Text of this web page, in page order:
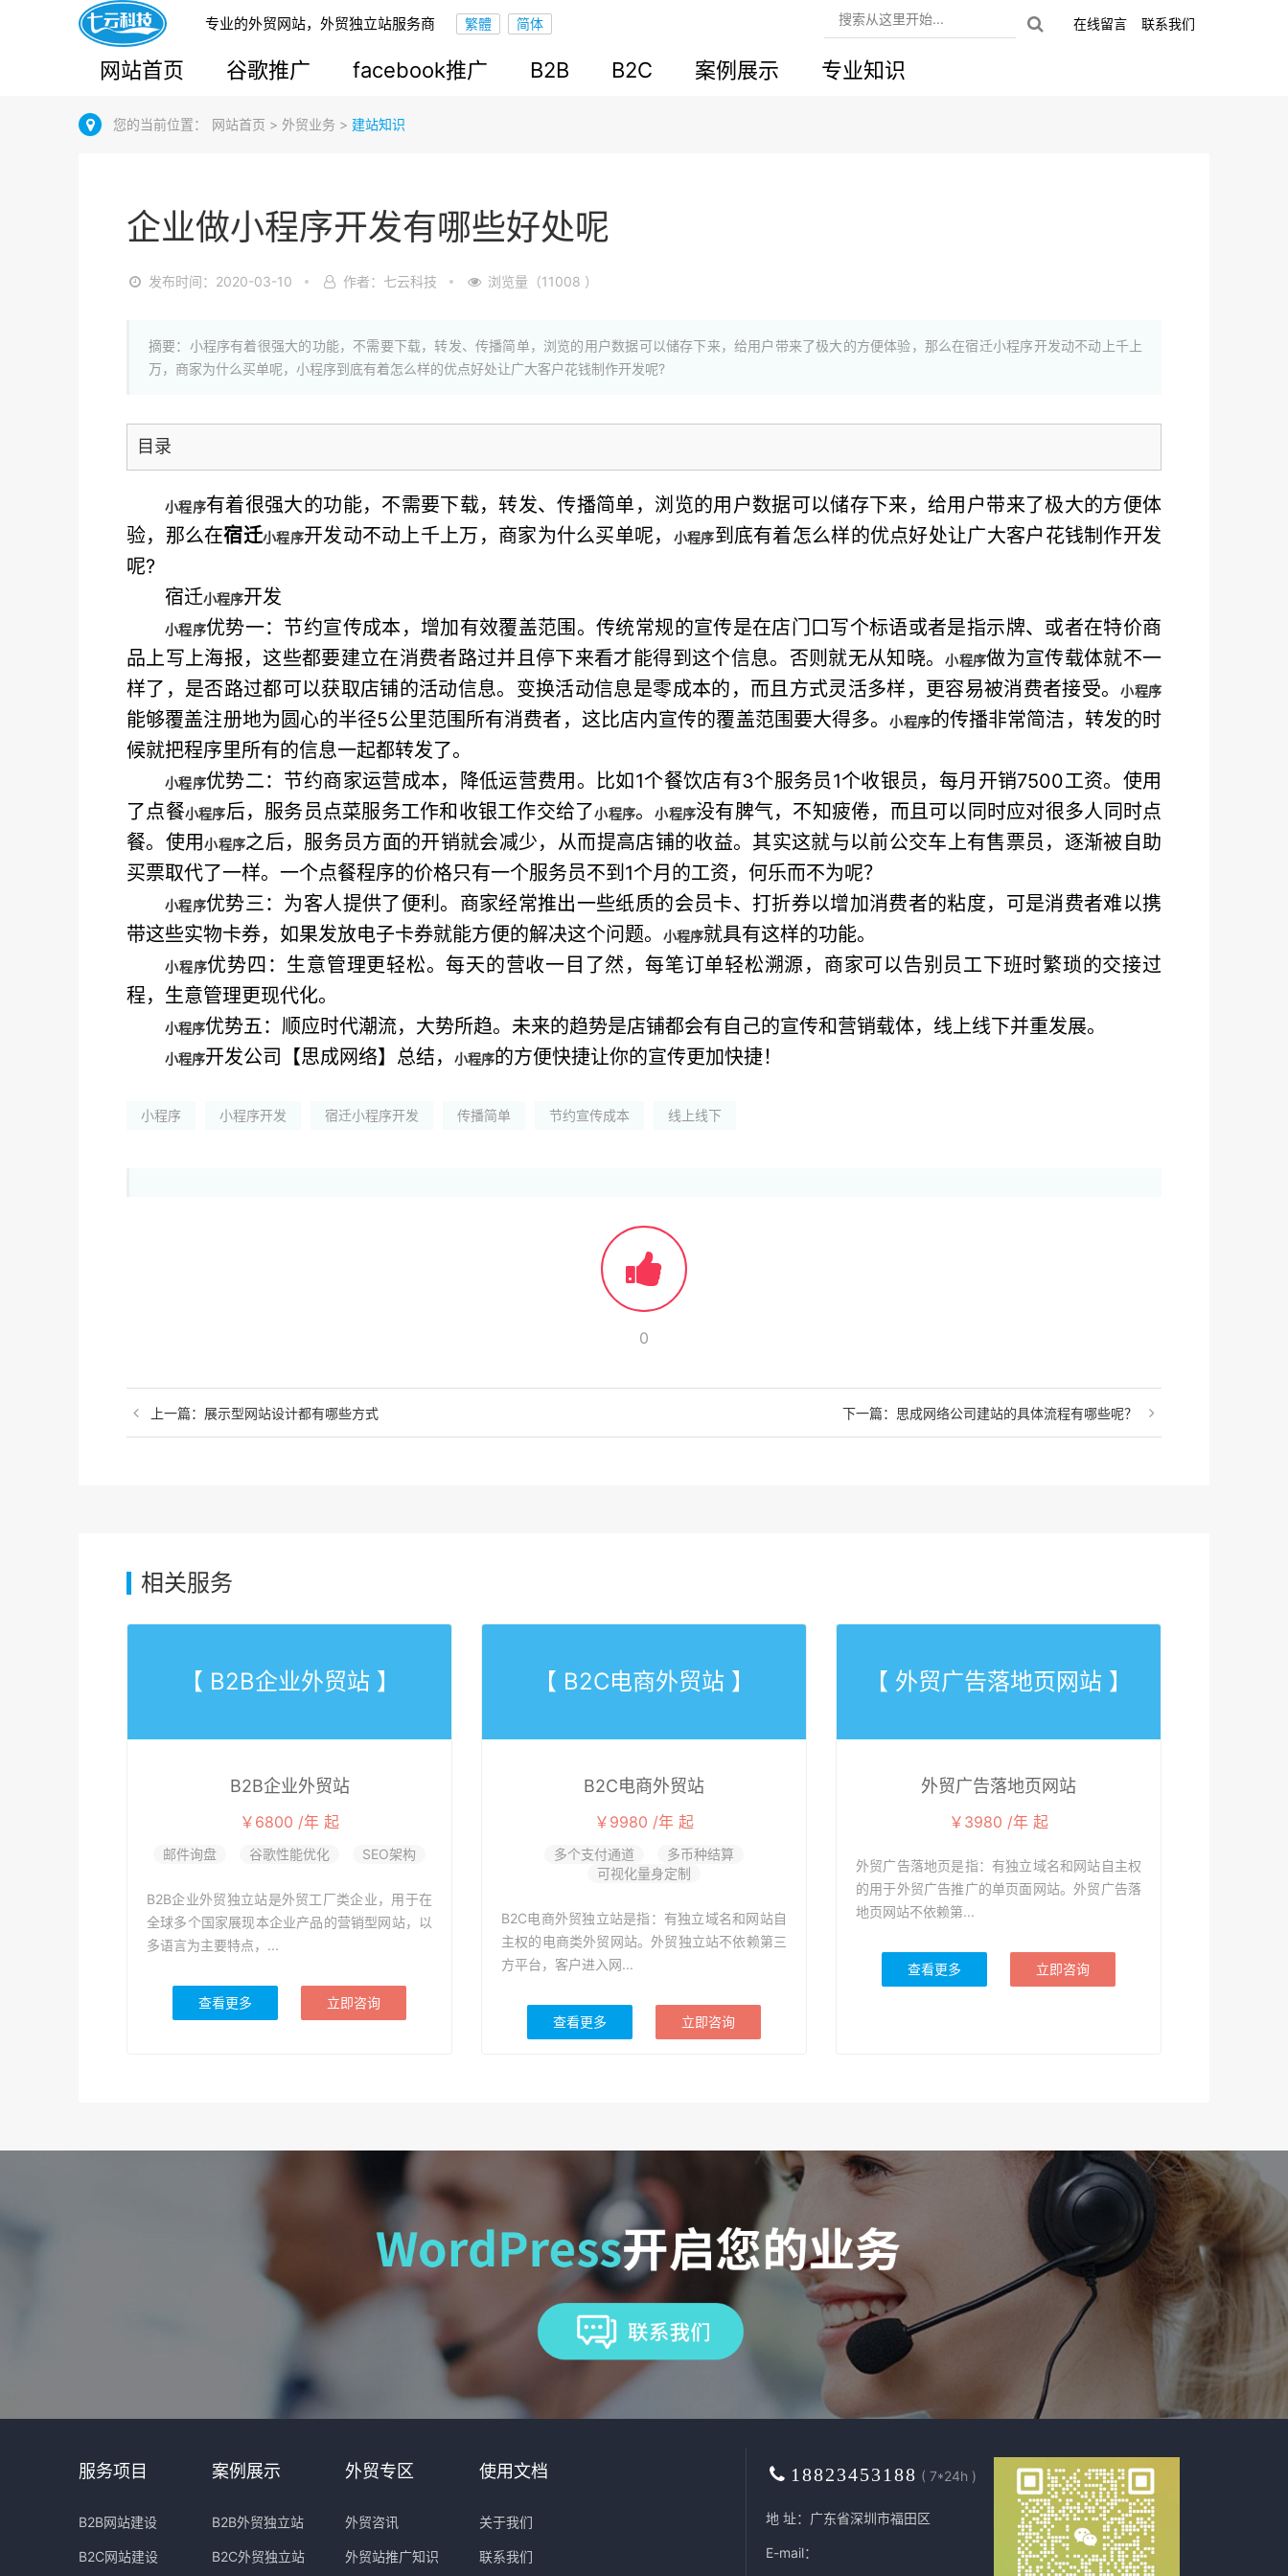
专业的外贸网站，外贸独立站服务商 在线留言 联系我们
网站首页 谷歌推广 facebook推广 B2B B2C 案例展示 专业知识
您的当前位置： 网站首页 > 外贸业务 > 建站知识
企业做小程序开发有哪些好处呢
发布时间：2020-03-10 作者：七云科技 浏览量（11008 ）
摘要：小程序有着很强大的功能，不需要下载，转发、传播简单，浏览的用户数据可以储存下来，给用户带来了极大的方便体验，那么在宿迁小程序开发动不动上千上
万，商家为什么买单呢，小程序到底有着怎么样的优点好处让广大客户花钱制作开发呢?
目录
小程序有着很强大的功能，不需要下载，转发、传播简单，浏览的用户数据可以储存下来，给用户带来了极大的方便体
验，那么在宿迁小程序开发动不动上千上万，商家为什么买单呢， 小程序到底有着怎么样的优点好处让广大客户花钱制作开发
呢?
宿迁小程序开发
小程序优势一：节约宣传成本，增加有效覆盖范围。传统常规的宣传是在店门口写个标语或者是指示牌、或者在特价商
品上写上海报，这些都要建立在消费者路过并且停下来看才能得到这个信息。否则就无从知晓。小程序做为宣传载体就不一
样了，是否路过都可以获取店铺的活动信息。变换活动信息是零成本的，而且方式灵活多样，更容易被消费者接受。小程序
能够覆盖注册地为圆心的半径5公里范围所有消费者，这比店内宣传的覆盖范围要大得多。小程序的传播非常简洁，转发的时
候就把程序里所有的信息一起都转发了。
小程序优势二：节约商家运营成本，降低运营费用。比如1个餐饮店有3个服务员1个收银员，每月开销7500工资。使用
了点餐小程序后，服务员点菜服务工作和收银工作交给了小程序。小程序没有脾气，不知疲倦，而且可以同时应对很多人同时点
餐。使用小程序之后，服务员方面的开销就会减少，从而提高店铺的收益。其实这就与以前公交车上有售票员，逐渐被自助
买票取代了一样。一个点餐程序的价格只有一个服务员不到1个月的工资，何乐而不为呢？
小程序优势三：为客人提供了便利。商家经常推出一些纸质的会员卡、打折券以增加消费者的粘度，可是消费者难以携
带这些实物卡券，如果发放电子卡券就能方便的解决这个问题。
小程序就具有这样的功能。
小程序优势四：生意管理更轻松。每天的营收一目了然，每笔订单轻松溯源，商家可以告别员工下班时繁琐的交接过
程，生意管理更现代化。
小程序优势五：顺应时代潮流，大势所趋。未来的趋势是店铺都会有自己的宣传和营销载体，线上线下并重发展。
小程序开发公司【思成网络】总结， 小程序的方便快捷让你的宣传更加快捷！
小程序 小程序开发 宿迁小程序开发 传播简单 节约宣传成本 线上线下
0
上一篇：展示型网站设计都有哪些方式 下一篇：思成网络公司建站的具体流程有哪些呢？
相关服务
【 B2B企业外贸站 】
B2B企业外贸站
￥6800 /年 起
邮件询盘 谷歌性能优化 SEO架构
B2B企业外贸独立站是外贸工厂类企业，用于在
全球多个国家展现本企业产品的营销型网站，以
多语言为主要特点，...
查看更多 立即咨询
【 B2C电商外贸站 】
B2C电商外贸站
￥9980 /年 起
多个支付通道
多币种结算
可视化量身定制
B2C电商外贸独立站是指：有独立域名和网站自
主权的电商类外贸网站。外贸独立站不依赖第三
方平台，客户进入网...
查看更多 立即咨询
【 外贸广告落地页网站 】
外贸广告落地页网站
￥3980 /年 起
外贸广告落地页是指：有独立域名和网站自主权
的用于外贸广告推广的单页面网站。外贸广告落
地页网站不依赖第...
查看更多 立即咨询
服务项目
B2B网站建设
B2C网站建设
案例展示
B2B外贸独立站
B2C外贸独立站
外贸专区
外贸咨讯
外贸站推广知识
使用文档
关于我们
联系我们
18823453188 ( 7*24h )
地 址：广东省深圳市福田区
E-mail：